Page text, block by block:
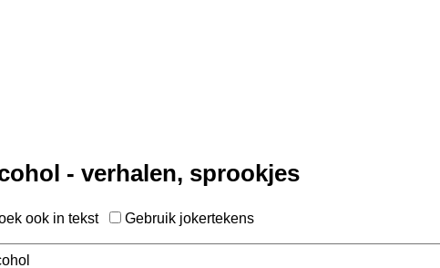
- verhalen, sprookjes
ook in tekst Gebruik jokertekens